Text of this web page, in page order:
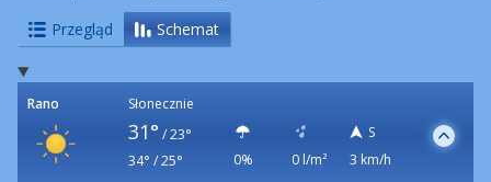
Przegląd Schemat
Rano Słonecznie
31° / 23°
34° / 25°
0% 0 l/m²
S
3 km/h